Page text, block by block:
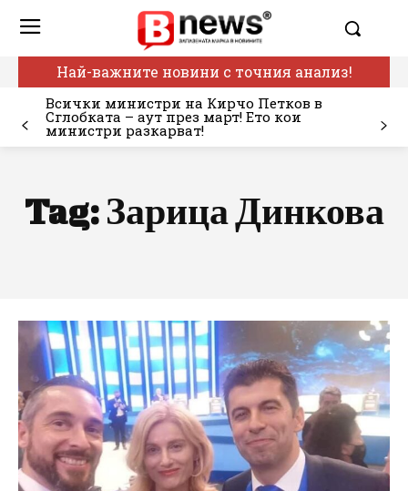
Най-важните новини с точния анализ!
Всички министри на Кирчо Петков в
Сглобката – аут през март! Ето кои
министри разкарват!
Tag: Зарица Динкова